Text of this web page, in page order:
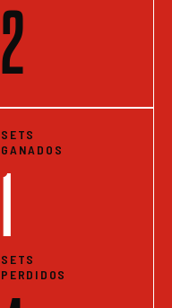
2
SETS
GANADOS
1
SETS
PERDIDOS